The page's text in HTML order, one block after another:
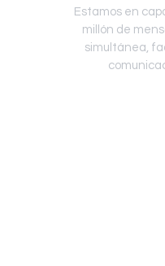
Estamos en
millón de
simultánea,